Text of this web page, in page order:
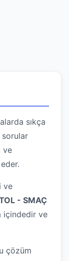
sıkça
sorular
ve
ve
- SMAÇ
içindedir ve
çözüm